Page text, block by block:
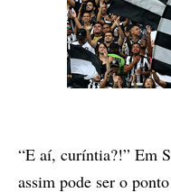
“E aí, curíntia?!” Em
assim pode ser o